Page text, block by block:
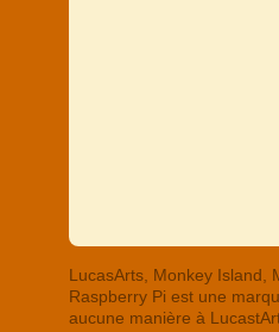
LucasArts, Monkey Island,
Raspberry Pi est une
aucune manière à